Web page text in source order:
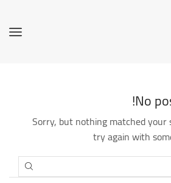
No
Sorry, but nothing matched your
try again with
SEARCH